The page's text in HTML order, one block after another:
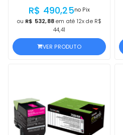
OFICIAL LEXMARK, COM NF,
PROCEDÊNCIA E GARANTIA
R$ 490,25no Pix
ou R$ 532,88em até 12x de R$
44,41
VER PRODUTO